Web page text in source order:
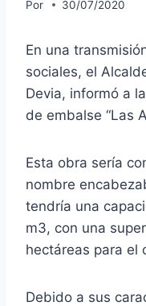
Por 30/07/2020
En una
sociales, el
Devia, informó a
de embalse “Las
Esta obra sería
nombre
tendría una
m3, con una
hectáreas para el
Debido a sus